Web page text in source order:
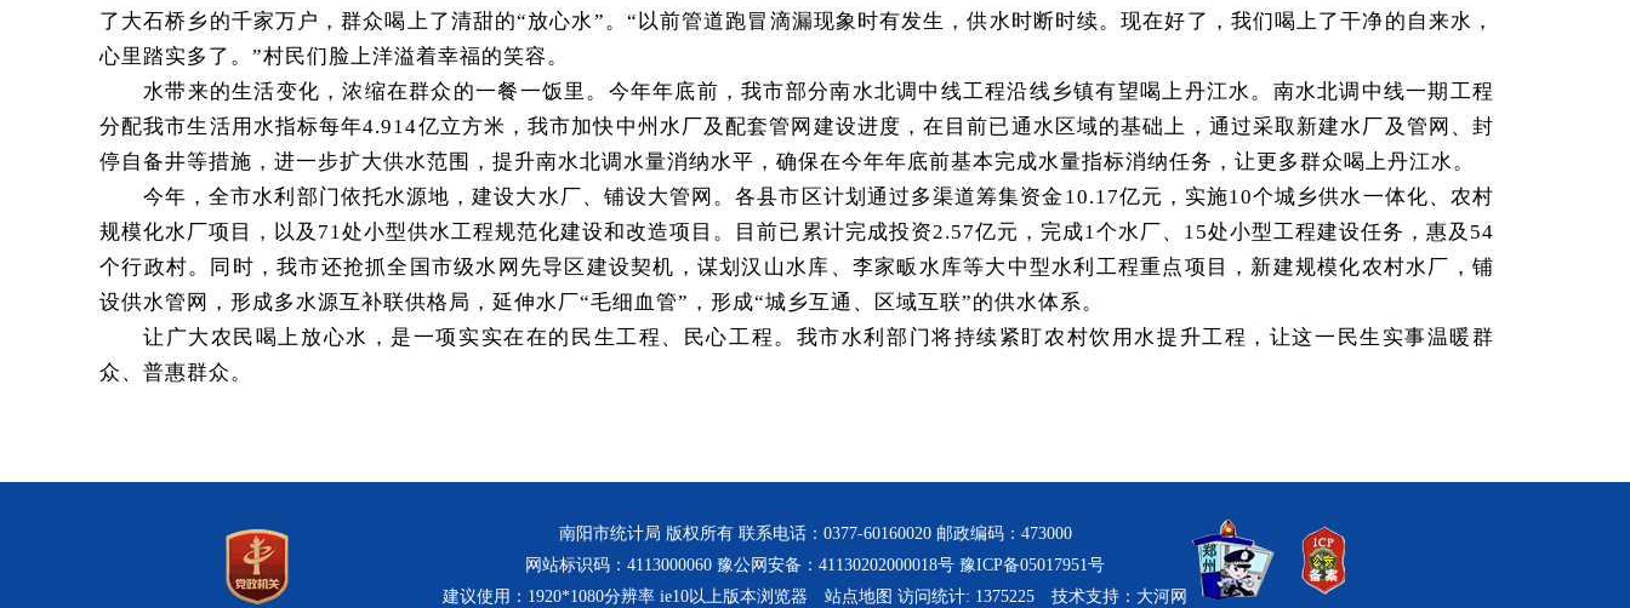
了大石桥乡的千家万户，群众喝上了清甜的“放心水”。“以前管道跑冒滴漏现象时有发生，供水时断时续。现在好了，我们喝上了干净的自来水，
心里踏实多了。”村民们脸上洋溢着幸福的笑容。
水带来的生活变化，浓缩在群众的一餐一饭里。今年年底前，我市部分南水北调中线工程沿线乡镇有望喝上丹江水。南水北调中线一期工程
分配我市生活用水指标每年4.914亿立方米，我市加快中州水厂及配套管网建设进度，在目前已通水区域的基础上，通过采取新建水厂及管网、封
停自备井等措施，进一步扩大供水范围，提升南水北调水量消纳水平，确保在今年年底前基本完成水量指标消纳任务，让更多群众喝上丹江水。
今年，全市水利部门依托水源地，建设大水厂、铺设大管网。各县市区计划通过多渠道筹集资金10.17亿元，实施10个城乡供水一体化、农村
规模化水厂项目，以及71处小型供水工程规范化建设和改造项目。目前已累计完成投资2.57亿元，完成1个水厂、15处小型工程建设任务，惠及54
个行政村。同时，我市还抢抓全国市级水网先导区建设契机，谋划汉山水库、李家畈水库等大中型水利工程重点项目，新建规模化农村水厂，铺
设供水管网，形成多水源互补联供格局，延伸水厂“毛细血管”，形成“城乡互通、区域互联”的供水体系。
让广大农民喝上放心水，是一项实实在在的民生工程、民心工程。我市水利部门将持续紧盯农村饮用水提升工程，让这一民生实事温暖群
众、普惠群众。
南阳市统计局 版权所有 联系电话：0377-60160020 邮政编码：473000
网站标识码：4113000060 豫公网安备：41130202000018号 豫ICP备05017951号
建议使用：1920*1080分辨率 ie10以上版本浏览器 站点地图 访问统计: 1375225 技术支持： 大河网